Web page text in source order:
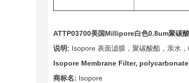
ATTP03700美国Millipore白色0.8um聚碳
说明: Isopore 表面滤膜，聚碳酸酯，亲水
Isopore Membrane Filter,
商标名: Isopore